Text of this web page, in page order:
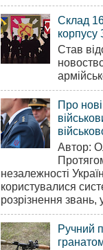
Склад
корпусу
Став
Про
Автор:
незалежності
користувалися
розрізнення звань,
Ручний